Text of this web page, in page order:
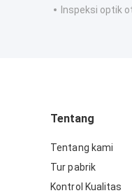
Inspeksi optik
Tentang
Tentang kami
Tur pabrik
Kontrol Kualitas